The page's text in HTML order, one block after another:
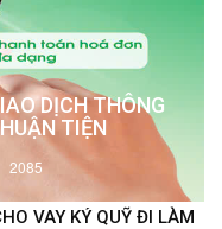
DỊCH THÔNG
TIỆN
2085
VAY KÝ QUỸ ĐI LÀM